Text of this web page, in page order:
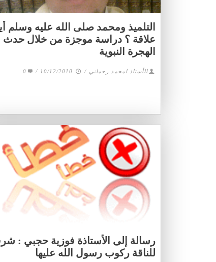
التلميذ ومحمد صلى الله عليه وسلم
علاقة ؟ دراسة موجزة من خلال حدث
الهجرة النبوية
الأستاذ امحمد رحماني /
10/12/2010
/
0
رسالة إلى الأستاذة فوزية حجبي :
للناقة ركوب رسول الله عليها